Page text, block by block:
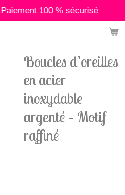
100 % sécurisé
Boucles d’oreilles
en acier
inoxydable
argenté – Motif
raffiné